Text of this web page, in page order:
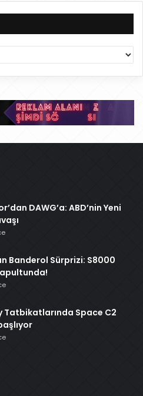
DAWG’a: ABD’nin Yeni
Banderol Sürprizi: S8000
Tatbikatlarında Space C2